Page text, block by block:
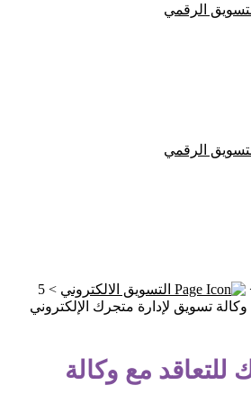
التسويق الالكتروني >
5
تسويق لإدارة متجرك الإلكتروني
للتعاقد مع وكالة